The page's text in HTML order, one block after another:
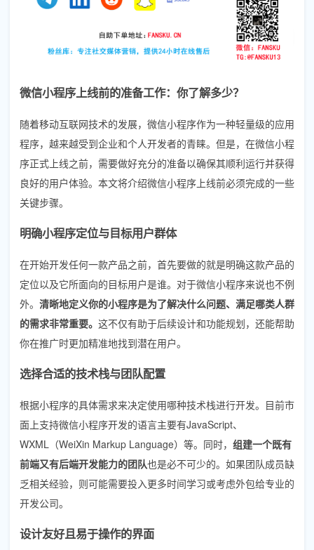
微信小程序上线前的准备工作：你了解多少？
随着移动互联网技术的发展，微信小程序作为一种轻量级的应用
程序，越来越受到企业和个人开发者的青睐。但是，在微信小程
序正式上线之前，需要做好充分的准备以确保其顺利运行并获得
良好的用户体验。本文将介绍微信小程序上线前必须完成的一些
关键步骤。
明确小程序定位与目标用户群体
在开始开发任何一款产品之前，首先要做的就是明确这款产品的
定位以及它所面向的目标用户是谁。对于微信小程序来说也不例
外。 清晰地定义你的小程序是为了解决什么问题、满足哪类人群
的需求非常重要。 这不仅有助于后续设计和功能规划，还能帮助
你在推广时更加精准地找到潜在用户。
选择合适的技术栈与团队配置
根据小程序的具体需求来决定使用哪种技术栈进行开发。目前市
面上支持微信小程序开发的语言主要有JavaScript、
WXML（WeiXin Markup Language）等。同时， 组建一个既有
前端又有后端开发能力的团队也是必不可少的。如果团队成员缺
乏相关经验，则可能需要投入更多时间学习或考虑外包给专业的
开发公司。
设计友好且易于操作的界面